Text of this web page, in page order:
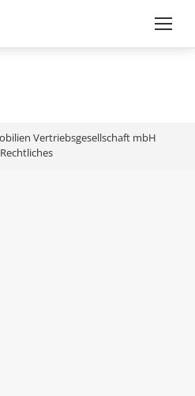
Vertriebsgesellschaft mbH
Rechtliches